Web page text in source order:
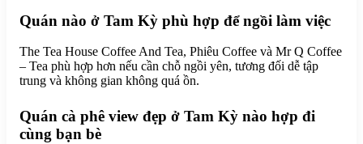
Quán nào ở Tam Kỳ phù hợp để ngồi làm việc
The Tea House Coffee And Tea, Phiêu Coffee và Mr Q Coffee
– Tea phù hợp hơn nếu cần chỗ ngồi yên, tương đối dễ tập
trung và không gian không quá ồn.
Quán cà phê view đẹp ở Tam Kỳ nào hợp đi
cùng bạn bè